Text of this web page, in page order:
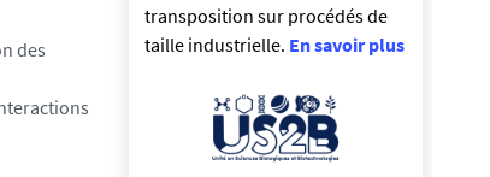
des
transposition sur procédés de
taille industrielle. En savoir plus